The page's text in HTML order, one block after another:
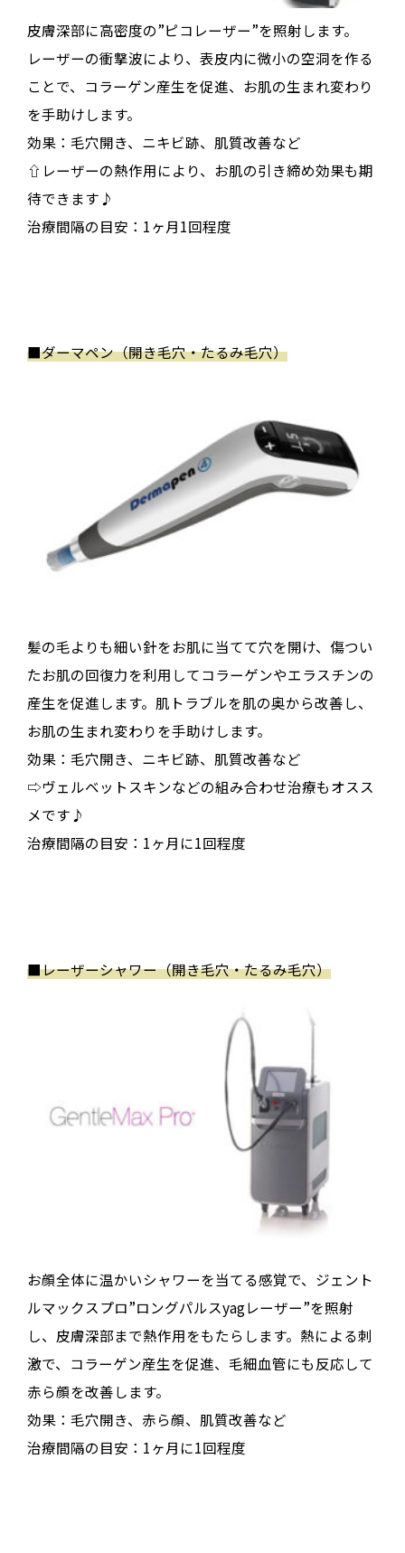
皮膚深部に高密度の”ピコレーザー”を照射します。
レーザーの衝撃波により、表皮内に微小の空洞を作る
ことで、コラーゲン産生を促進、お肌の生まれ変わり
を手助けします。
効果：毛穴開き、ニキビ跡、肌質改善など
⇧レーザーの熱作用により、お肌の引き締め効果も期
待できます♪
治療間隔の目安：1ヶ月1回程度
■ダーマペン（開き毛穴・たるみ毛穴）
髪の毛よりも細い針をお肌に当てて穴を開け、傷つい
たお肌の回復力を利用してコラーゲンやエラスチンの
産生を促進します。肌トラブルを肌の奥から改善し、
お肌の生まれ変わりを手助けします。
効果：毛穴開き、ニキビ跡、肌質改善など
⇨ヴェルベットスキンなどの組み合わせ治療もオスス
メです♪
治療間隔の目安：1ヶ月に1回程度
■レーザーシャワー（開き毛穴・たるみ毛穴）
お顔全体に温かいシャワーを当てる感覚で、ジェント
ルマックスプロ”ロングパルスyagレーザー”を照射
し、皮膚深部まで熱作用をもたらします。熱による刺
激で、コラーゲン産生を促進、毛細血管にも反応して
赤ら顔を改善します。
効果：毛穴開き、赤ら顔、肌質改善など
治療間隔の目安：1ヶ月に1回程度